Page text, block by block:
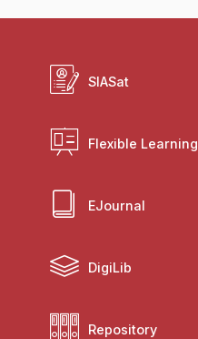
SIASat
Flexible Learning
EJournal
DigiLib
Repository